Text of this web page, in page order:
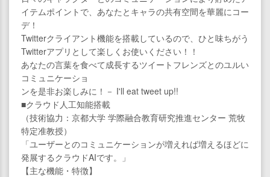
イテムポイントで、あなたとキャラの共有空間を華麗にコー
デ！
Twitterクライアント機能を搭載しているので、ひと味ちがう
Twitterアプリとして楽しくお使いください！！
あなたの言葉を食べて成長するツイートフレンズとのユルい
コミュニケーショ
ンを是非お楽しみに！－ I'll eat tweet up!!
■クラウド人工知能搭載
（技術協力：京都大学 学際融合教育研究推進センター 荒牧
特定准教授）
「ユーザーとのコミュニケーションが増えれば増えるほどに
発展するクラウドAIです。」
【主な機能・特徴】